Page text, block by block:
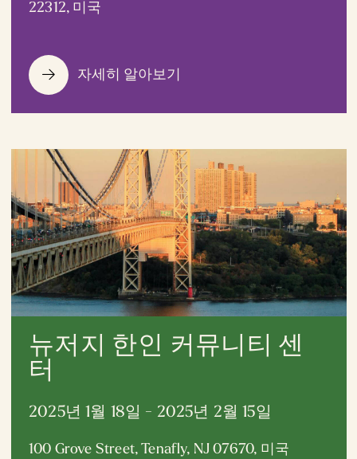
22312, 미국
자세히 알아보기
뉴저지 한인 커뮤니티 센
터
2025년 1월 18일 - 2025년 2월 15일
100 Grove Street, Tenafly, NJ 07670, 미국